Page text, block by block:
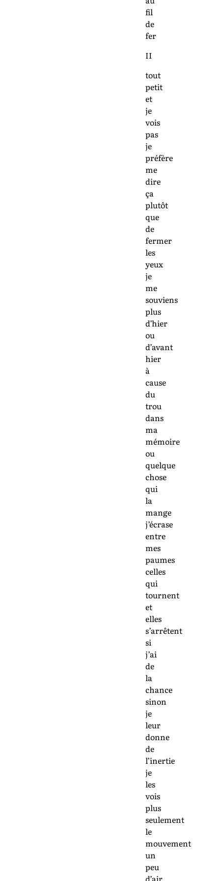
fil
de
fer
II
tout
petit
et
je
vois
pas
je
préfère
me
dire
ça
plutôt
que
de
fermer
les
yeux
je
me
souviens
plus
d’hier
ou
d’avant
hier
à
cause
du
trou
dans
ma
mémoire
ou
quelque
chose
qui
la
mange
j’écrase
entre
mes
paumes
celles
qui
tournent
et
elles
s’arrêtent
si
j’ai
de
la
chance
sinon
je
leur
donne
de
l’inertie
je
les
vois
plus
seulement
le
mouvement
un
peu